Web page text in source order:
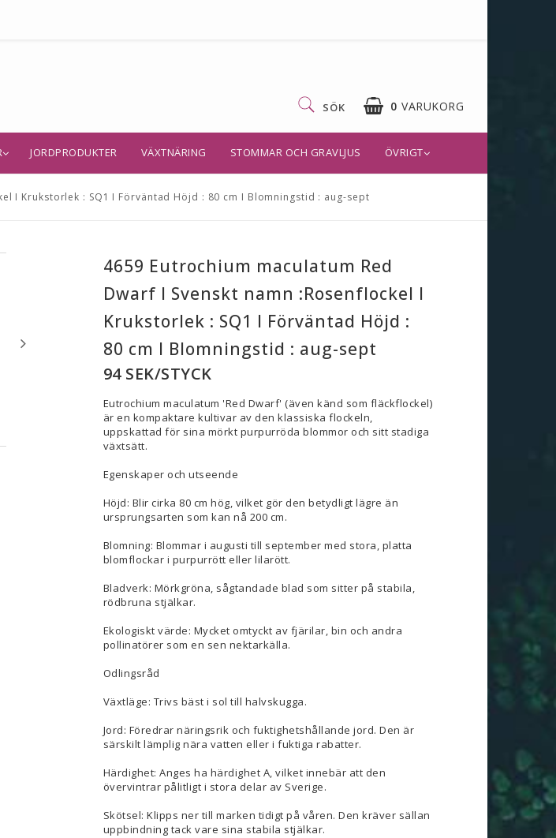
0 VARUKORG
SÖK
JORDPRODUKTER VÄXTNÄRING STOMMAR OCH GRAVLJUS ÖVRIGT
I Krukstorlek : SQ1 I Förväntad Höjd : 80 cm I Blomningstid : aug-sept
4659 Eutrochium maculatum Red
Dwarf I Svenskt namn :Rosenflockel I
Krukstorlek : SQ1 I Förväntad Höjd :
80 cm I Blomningstid : aug-sept
94 SEK/STYCK
Eutrochium maculatum 'Red Dwarf' (även känd som fläckflockel)
är en kompaktare kultivar av den klassiska flockeln,
uppskattad för sina mörkt purpurröda blommor och sitt stadiga
växtsätt.
Egenskaper och utseende
Höjd: Blir cirka 80 cm hög, vilket gör den betydligt lägre än
ursprungsarten som kan nå 200 cm.
Blomning: Blommar i augusti till september med stora, platta
blomflockar i purpurrött eller lilarött.
Bladverk: Mörkgröna, sågtandade blad som sitter på stabila,
rödbruna stjälkar.
Ekologiskt värde: Mycket omtyckt av fjärilar, bin och andra
pollinatörer som en sen nektarkälla.
Odlingsråd
Växtläge: Trivs bäst i sol till halvskugga.
Jord: Föredrar näringsrik och fuktighetshållande jord. Den är
särskilt lämplig nära vatten eller i fuktiga rabatter.
Härdighet: Anges ha härdighet A, vilket innebär att den
övervintrar pålitligt i stora delar av Sverige.
Skötsel: Klipps ner till marken tidigt på våren. Den kräver sällan
uppbindning tack vare sina stabila stjälkar.